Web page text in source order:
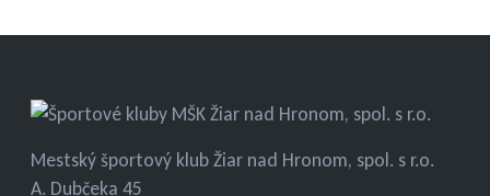
Mestský športový klub Žiar nad Hronom, spol. s r.o.
A. Dubčeka 45